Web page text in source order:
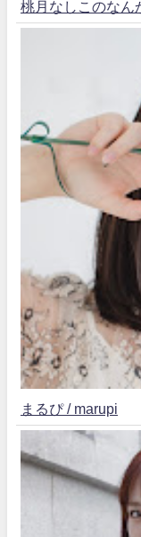
桃月なしこのなん
まるぴ / marupi